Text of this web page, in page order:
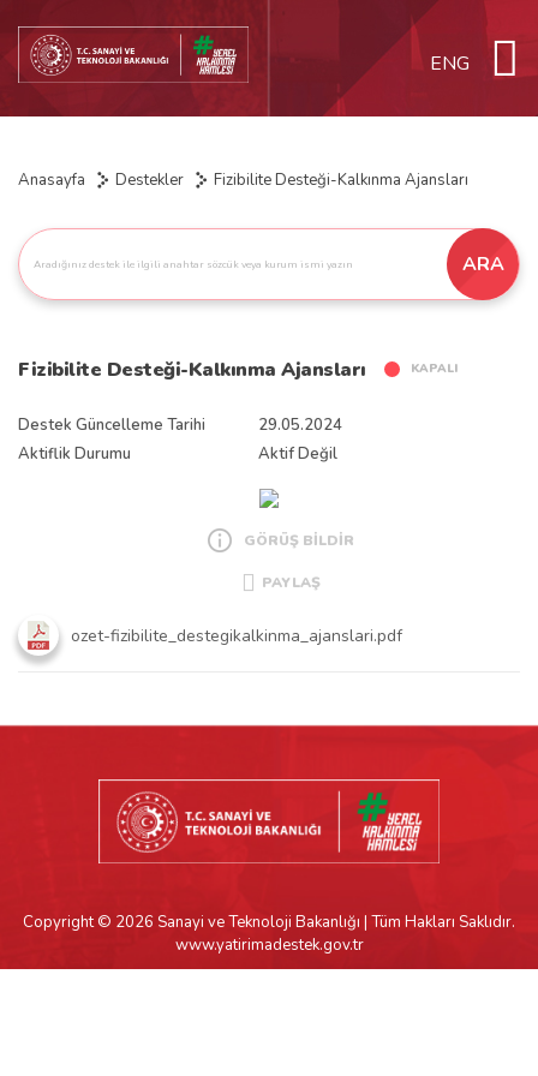
ENG
Anasayfa Destekler Fizibilite Desteği-Kalkınma Ajansları
ARA
Fizibilite Desteği-Kalkınma Ajansları KAPALI
Destek Güncelleme Tarihi
29.05.2024
Aktiflik Durumu
Aktif Değil
GÖRÜŞ BİLDİR
PAYLAŞ
ozet-fizibilite_destegikalkinma_ajanslari.pdf
Copyright © 2026 Sanayi ve Teknoloji Bakanlığı | Tüm Hakları Saklıdır.
www.yatirimadestek.gov.tr